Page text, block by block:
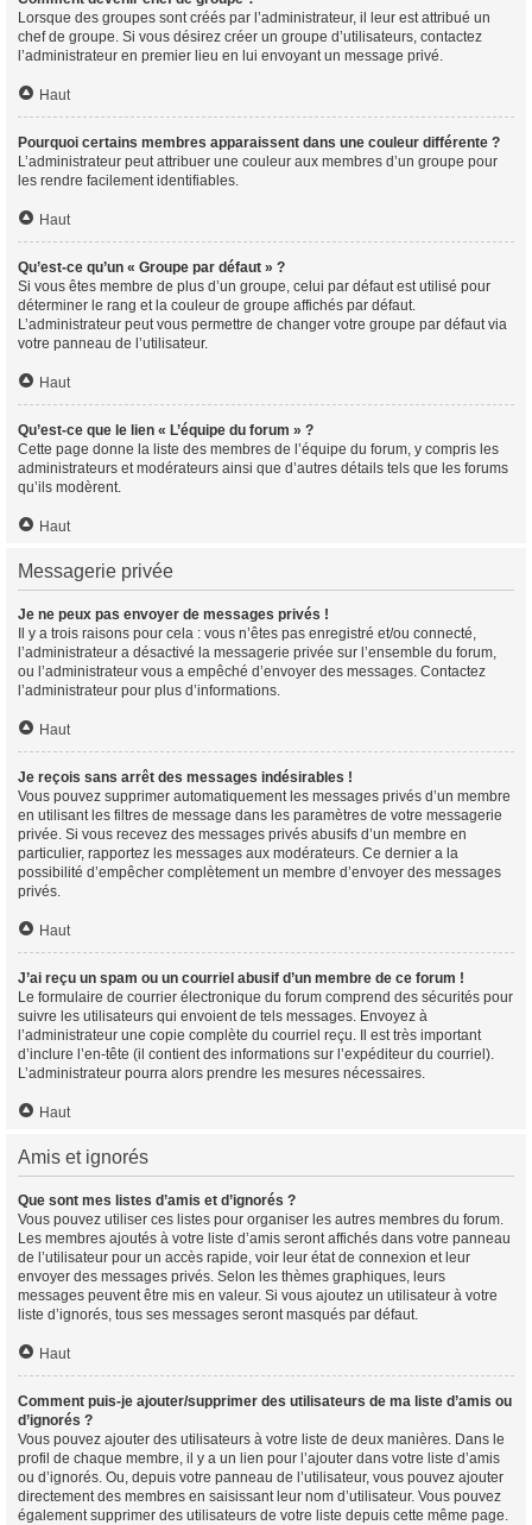
Lorsque des groupes sont créés par l’administrateur, il leur est attribué un
chef de groupe. Si vous désirez créer un groupe d’utilisateurs, contactez
l’administrateur en premier lieu en lui envoyant un message privé.
Haut
Pourquoi certains membres apparaissent dans une couleur différente ?
L’administrateur peut attribuer une couleur aux membres d’un groupe pour
les rendre facilement identifiables.
Haut
Qu’est-ce qu’un « Groupe par défaut » ?
Si vous êtes membre de plus d’un groupe, celui par défaut est utilisé pour
déterminer le rang et la couleur de groupe affichés par défaut.
L’administrateur peut vous permettre de changer votre groupe par défaut via
votre panneau de l’utilisateur.
Haut
Qu’est-ce que le lien « L’équipe du forum » ?
Cette page donne la liste des membres de l’équipe du forum, y compris les
administrateurs et modérateurs ainsi que d’autres détails tels que les forums
qu’ils modèrent.
Haut
Messagerie privée
Je ne peux pas envoyer de messages privés !
Il y a trois raisons pour cela : vous n’êtes pas enregistré et/ou connecté,
l’administrateur a désactivé la messagerie privée sur l’ensemble du forum,
ou l’administrateur vous a empêché d’envoyer des messages. Contactez
l’administrateur pour plus d’informations.
Haut
Je reçois sans arrêt des messages indésirables !
Vous pouvez supprimer automatiquement les messages privés d’un membre
en utilisant les filtres de message dans les paramètres de votre messagerie
privée. Si vous recevez des messages privés abusifs d’un membre en
particulier, rapportez les messages aux modérateurs. Ce dernier a la
possibilité d’empêcher complètement un membre d’envoyer des messages
privés.
Haut
J’ai reçu un spam ou un courriel abusif d’un membre de ce forum !
Le formulaire de courrier électronique du forum comprend des sécurités pour
suivre les utilisateurs qui envoient de tels messages. Envoyez à
l’administrateur une copie complète du courriel reçu. Il est très important
d’inclure l’en-tête (il contient des informations sur l’expéditeur du courriel).
L’administrateur pourra alors prendre les mesures nécessaires.
Haut
Amis et ignorés
Que sont mes listes d’amis et d’ignorés ?
Vous pouvez utiliser ces listes pour organiser les autres membres du forum.
Les membres ajoutés à votre liste d’amis seront affichés dans votre panneau
de l’utilisateur pour un accès rapide, voir leur état de connexion et leur
envoyer des messages privés. Selon les thèmes graphiques, leurs
messages peuvent être mis en valeur. Si vous ajoutez un utilisateur à votre
liste d’ignorés, tous ses messages seront masqués par défaut.
Haut
Comment puis-je ajouter/supprimer des utilisateurs de ma liste d’amis ou
d’ignorés ?
Vous pouvez ajouter des utilisateurs à votre liste de deux manières. Dans le
profil de chaque membre, il y a un lien pour l’ajouter dans votre liste d’amis
ou d’ignorés. Ou, depuis votre panneau de l’utilisateur, vous pouvez ajouter
directement des membres en saisissant leur nom d’utilisateur. Vous pouvez
également supprimer des utilisateurs de votre liste depuis cette même page.